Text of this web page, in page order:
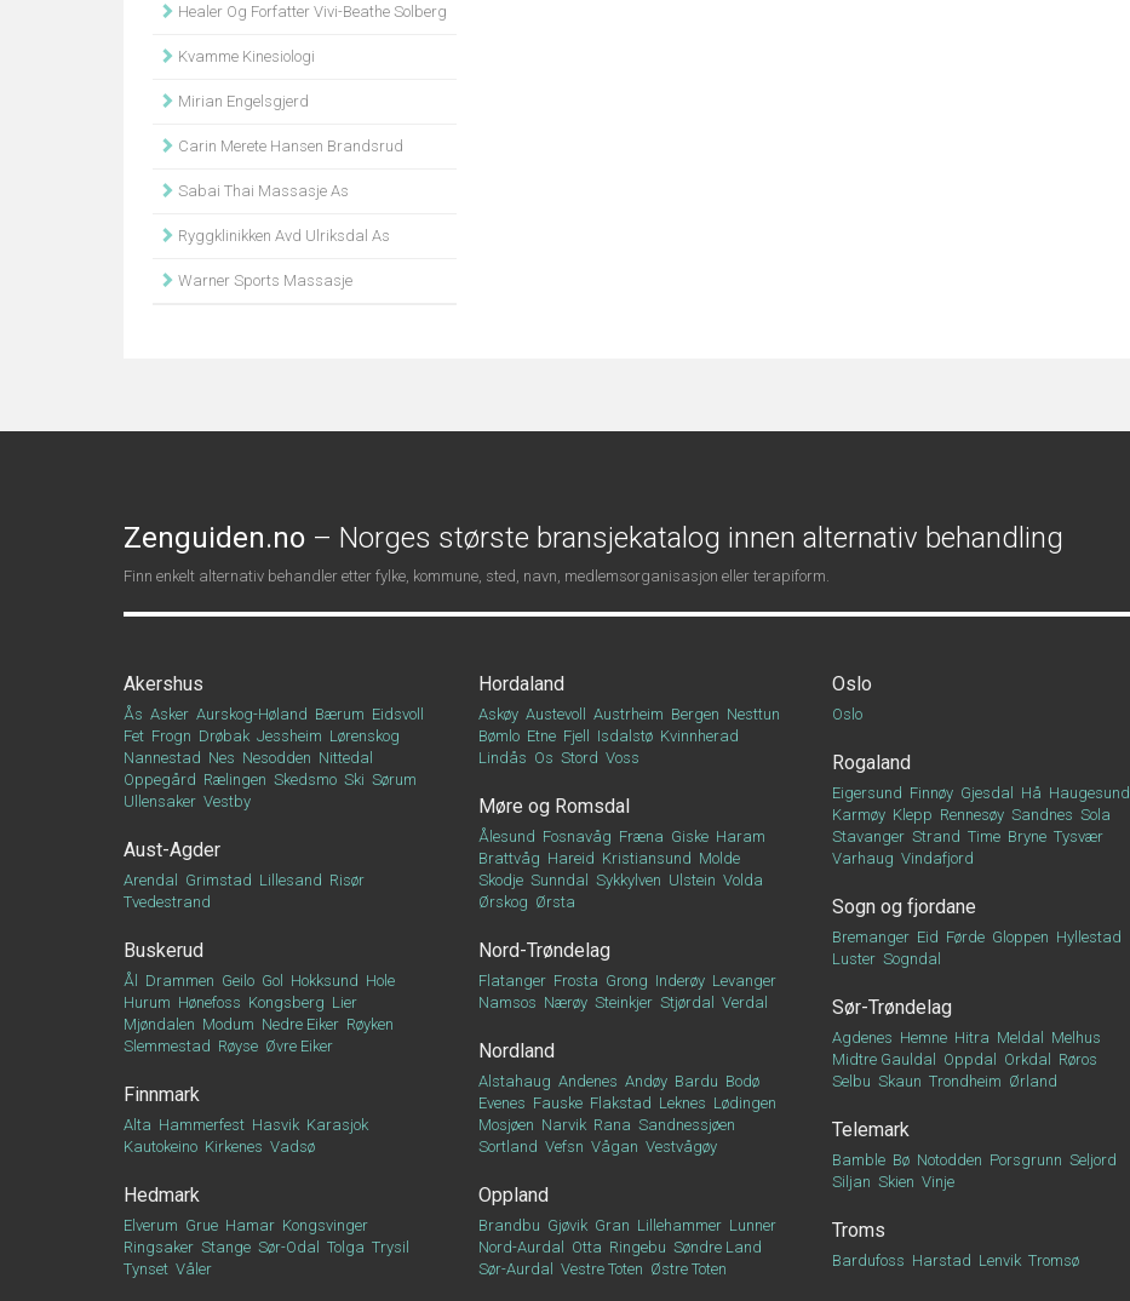
Healer Og Forfatter Vivi-Beathe Solberg
Kvamme Kinesiologi
Mirian Engelsgjerd
Carin Merete Hansen Brandsrud
Sabai Thai Massasje As
Ryggklinikken Avd Ulriksdal As
Warner Sports Massasje
Zenguiden.no – Norges største bransjekatalog innen alternativ behandling
Finn enkelt alternativ behandler etter fylke, kommune, sted, navn, medlemsorganisasjon eller terapiform.
Akershus
Ås Asker Aurskog-Høland Bærum Eidsvoll
Fet Frogn Drøbak Jessheim Lørenskog
Nannestad Nes Nesodden Nittedal
Oppegård Rælingen Skedsmo Ski Sørum
Ullensaker Vestby
Aust-Agder
Arendal Grimstad Lillesand Risør
Tvedestrand
Buskerud
Ål Drammen Geilo Gol Hokksund Hole
Hurum Hønefoss Kongsberg Lier
Mjøndalen Modum Nedre Eiker Røyken
Slemmestad Røyse Øvre Eiker
Finnmark
Alta Hammerfest Hasvik Karasjok
Kautokeino Kirkenes Vadsø
Hedmark
Elverum Grue Hamar Kongsvinger
Ringsaker Stange Sør-Odal Tolga Trysil
Tynset Våler
Hordaland
Askøy Austevoll Austrheim Bergen Nesttun
Bømlo Etne Fjell Isdalstø Kvinnherad
Lindås Os Stord Voss
Møre og Romsdal
Ålesund Fosnavåg Fræna Giske Haram
Brattvåg Hareid Kristiansund Molde
Skodje Sunndal Sykkylven Ulstein Volda
Ørskog Ørsta
Nord-Trøndelag
Flatanger Frosta Grong Inderøy Levanger
Namsos Nærøy Steinkjer Stjørdal Verdal
Nordland
Alstahaug Andenes Andøy Bardu Bodø
Evenes Fauske Flakstad Leknes Lødingen
Mosjøen Narvik Rana Sandnessjøen
Sortland Vefsn Vågan Vestvågøy
Oppland
Brandbu Gjøvik Gran Lillehammer Lunner
Nord-Aurdal
Otta Ringebu Søndre Land
Sør-Aurdal
Vestre Toten Østre Toten
Oslo
Oslo
Rogaland
Eigersund Finnøy Gjesdal Hå Haugesund
Karmøy Klepp Rennesøy Sandnes Sola
Stavanger Strand Time Bryne Tysvær
Varhaug Vindafjord
Sogn og fjordane
Bremanger Eid Førde Gloppen Hyllestad
Luster Sogndal
Sør-Trøndelag
Agdenes Hemne Hitra Meldal
Melhus
Midtre Gauldal
Oppdal Orkdal
Røros
Selbu Skaun Trondheim Ørland
Telemark
Bamble Bø Notodden Porsgrunn Seljord
Siljan Skien Vinje
Troms
Bardufoss Harstad Lenvik Tromsø